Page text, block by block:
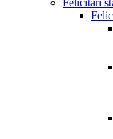
Felicitari